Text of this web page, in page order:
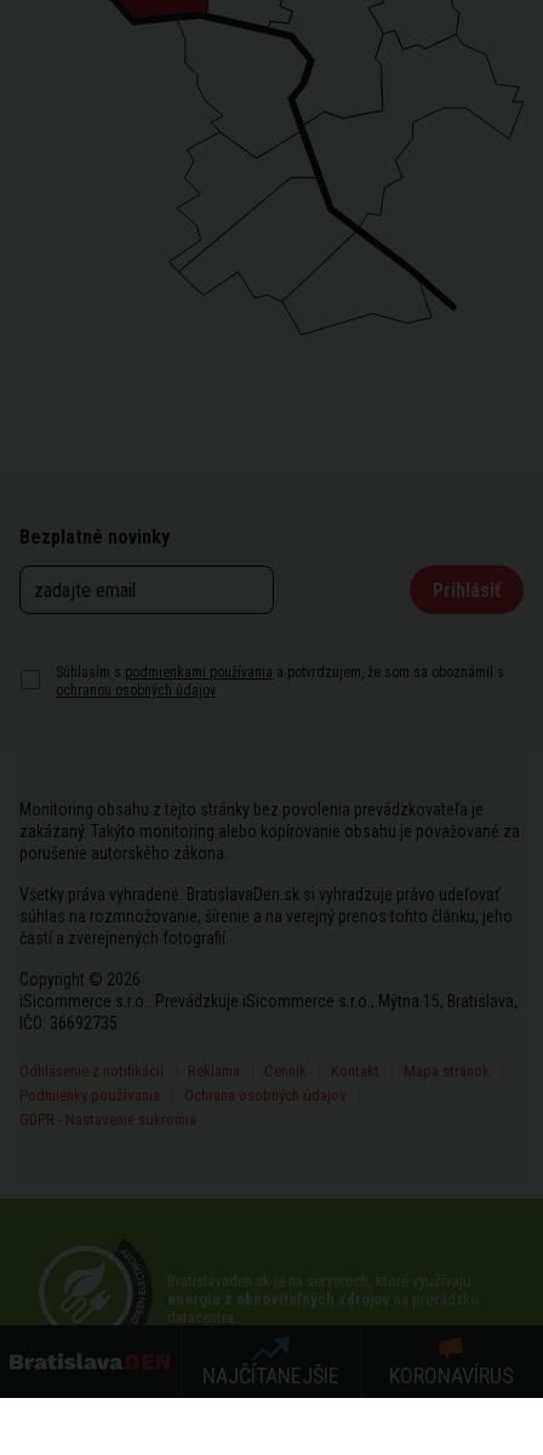
NAJČÍTANEJŠIE KORONAVÍRUS
Bezplatné novinky
Prihlásiť
Súhlasím s podmienkami používania a potvrdzujem, že som sa oboznámil s
ochranou osobných údajov
Monitoring obsahu z tejto stránky bez povolenia prevádzkovateľa je
zakázaný. Takýto monitoring alebo kopírovanie obsahu je považované za
porušenie autorského zákona.
Všetky práva vyhradené. BratislavaDen.sk si vyhradzuje právo udeľovať
súhlas na rozmnožovanie, šírenie a na verejný prenos tohto článku, jeho
častí a zverejnených fotografií.
Copyright © 2026
iSicommerce s.r.o.. Prevádzkuje iSicommerce s.r.o., Mýtna 15, Bratislava,
IČO: 36692735
Odhlásenie z notifikácií Reklama Cenník Kontakt
Mapa stránok
Podmienky používania
Ochrana osobných údajov
GDPR - Nastavenie sukromia
Bratislavaden.sk je na serveroch, ktoré využívajú
energiu z obnoviteľných zdrojov na prevádzku
datacentra.